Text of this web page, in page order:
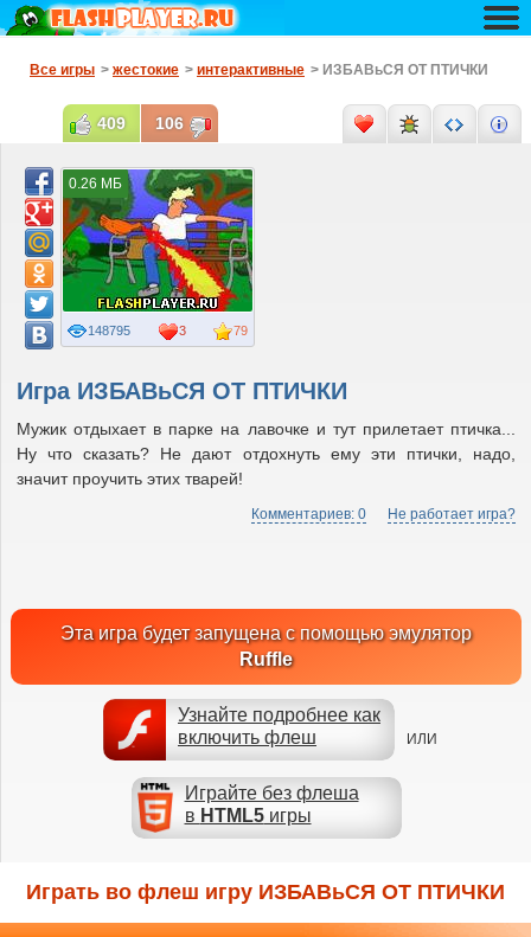
Все игры > жестокие > интерактивные > ИЗБАВьСЯ ОТ ПТИЧКИ
Игра ИЗБАВьСЯ ОТ ПТИЧКИ
Мужик отдыхает в парке на лавочке и тут прилетает птичка...
Ну что сказать? Не дают отдохнуть ему эти птички, надо,
значит проучить этих тварей!
Комментариев: 0 Не работает игра?
Эта игра будет запущена с помощью эмулятор
Ruffle
Узнайте подробнее как
включить флеш
ИЛИ
Играйте без флеша
в HTML5игры
79
148795 3
0.26 МБ
409 106
Играть во флеш игру ИЗБАВьСЯ ОТ ПТИЧКИ